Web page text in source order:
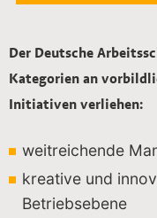
Der Deutsche
Kategorien an
Initiativen verliehen:
weitreichende
kreative und
Betriebsebene